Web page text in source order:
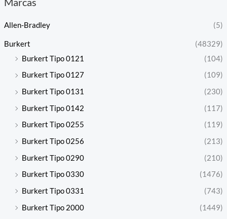
Allen-Bradley (5)
Burkert
(48329)
Burkert Tipo 0121
(104)
Burkert Tipo 0127
(109)
Burkert Tipo 0131
(230)
Burkert Tipo 0142
(117)
Burkert Tipo 0255
(119)
Burkert Tipo 0256
(213)
Burkert Tipo 0290
(210)
Burkert Tipo 0330
(1476)
Burkert Tipo 0331
(743)
Burkert Tipo 2000
(1449)